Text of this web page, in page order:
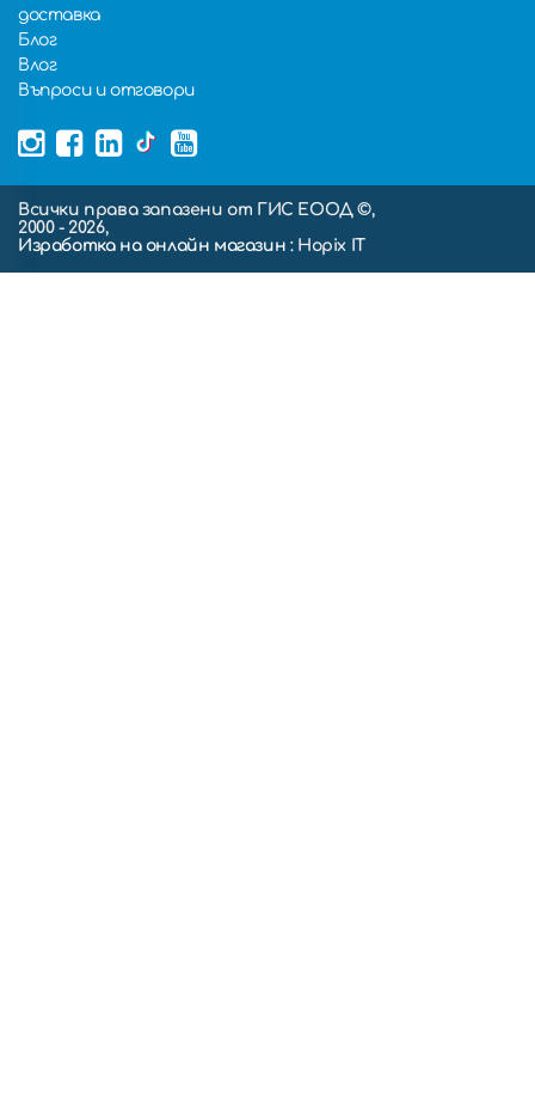
доставка
Блог
Влог
Въпроси и отговори
Всички права запазени от ГИС ЕООД ©,
2000 - 2026,
Изработка на онлайн магазин : Hopix IT